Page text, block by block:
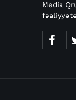
Media